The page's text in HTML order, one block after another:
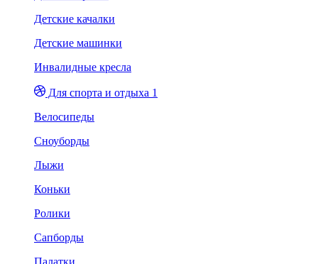
Детские качалки
Детские машинки
Инвалидные кресла
Для спорта и отдыха 1
Велосипеды
Сноуборды
Лыжи
Коньки
Ролики
Сапборды
Палатки